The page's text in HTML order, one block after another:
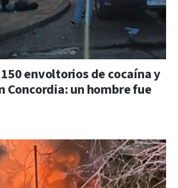
envoltorios de cocaína y
Concordia: un hombre fue